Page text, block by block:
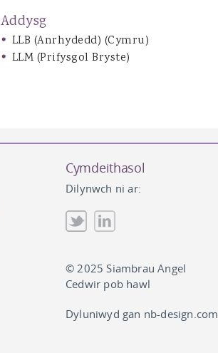
Addysg
LLB (Anrhydedd) (Cymru)
LLM (Prifysgol Bryste)
Cymdeithasol
Dilynwch ni ar:
© 2025 Siambrau Angel
Cedwir pob hawl
Dyluniwyd gan nb-design.com